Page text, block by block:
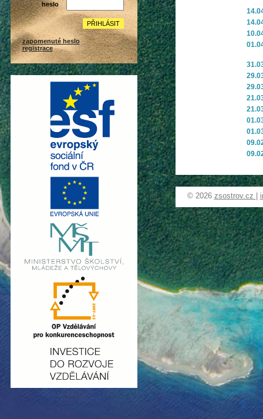
heslo
zapomenuté heslo
registrace
© 2026 zsostrov.cz